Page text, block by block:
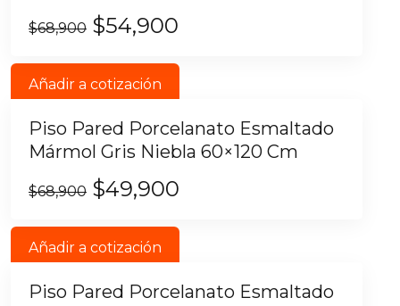
$68,900 $54,900
Añadir a cotización
Piso Pared Porcelanato Esmaltado
Mármol Gris Niebla 60×120 Cm
$68,900 $49,900
Añadir a cotización
Piso Pared Porcelanato Esmaltado